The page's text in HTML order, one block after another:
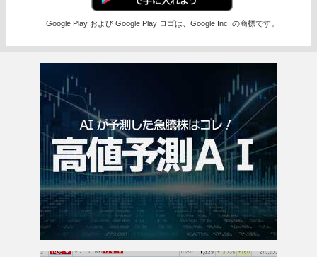
Google Play および Google Play ロゴは、Google Inc. の商標です。